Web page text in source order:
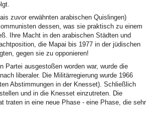
zuvor erwähnten arabischen Quislingen)
dessen, was sie praktisch zu einem
Ihre Macht in den arabischen Städten und
die Mapai bis 1977 in der jüdischen
gegen sie zu opponieren!
Partei ausgestoßen worden war, wurde die
liberaler. Die Militärregierung wurde 1966
Abstimmungen in der Knesset). Schließlich
und in die Knesset einzutreten. Die
traten in eine neue Phase - eine Phase, die sehr